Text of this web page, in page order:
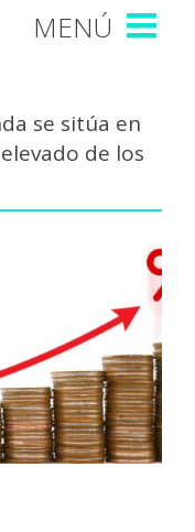
se sitúa en
de los